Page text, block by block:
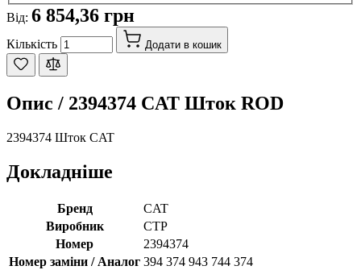
Від: 6 854,36 грн
Кількість Додати в кошик
Опис / 2394374 CAT Шток ROD
2394374 Шток CAT
Докладніше
Бренд
CAT
Виробник
CTP
Номер
2394374
Номер заміни / Аналог 394 374 943 744 374